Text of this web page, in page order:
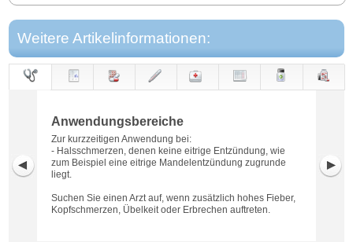
Weitere Artikelinformationen:
Anwendungsbereiche
Zur kurzzeitigen Anwendung bei:
- Halsschmerzen, denen keine eitrige Entzündung, wie
zum Beispiel eine eitrige Mandelentzündung zugrunde
liegt.
Suchen Sie einen Arzt auf, wenn zusätzlich hohes Fieber,
Kopfschmerzen, Übelkeit oder Erbrechen auftreten.